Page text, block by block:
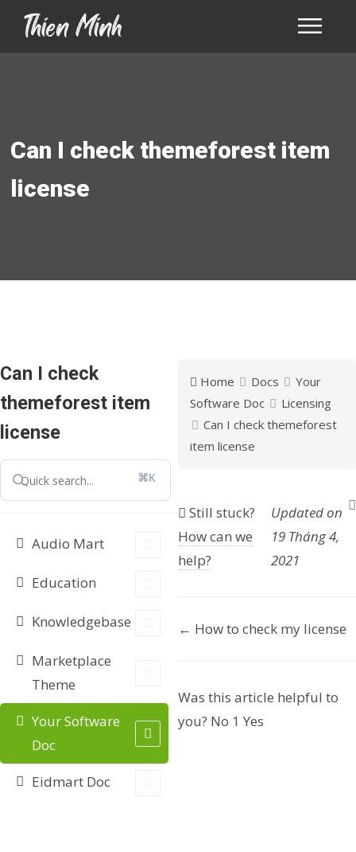
Can I check themeforest item
license
Can I check
themeforest item
license
⌘K
Audio Mart
Education
Knowledgebase
Marketplace
Theme
Your Software
Doc
Eidmart Doc
Home Docs
Your
Software Doc
Licensing
Can I check themeforest
item license
Still stuck?
How can we
help?
Updated on
19 Tháng 4,
2021
D
c
n
← How to check my license
Was this article helpful to
you? No 1 Yes